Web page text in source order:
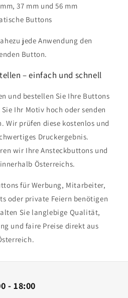
37 mm und 56 mm
Buttons
jede Anwendung den
Button.
– einfach und schnell
und bestellen Sie Ihre Buttons
Ihr Motiv hoch oder senden
Wir prüfen diese kostenlos und
Druckergebnis.
wir Ihre Ansteckbuttons und
Österreichs.
für Werbung, Mitarbeiter,
oder private Feiern benötigen
Sie langlebige Qualität,
und faire Preise direkt aus
- 18:00